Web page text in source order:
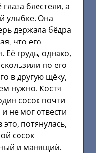
блестели, а
улыбке. Она
держала бёдра
что его
Её грудь, однако,
по его
в другую щёку,
нужно. Костя
сосок почти
не мог отвести
это, потянулась,
сосок
и манящий.